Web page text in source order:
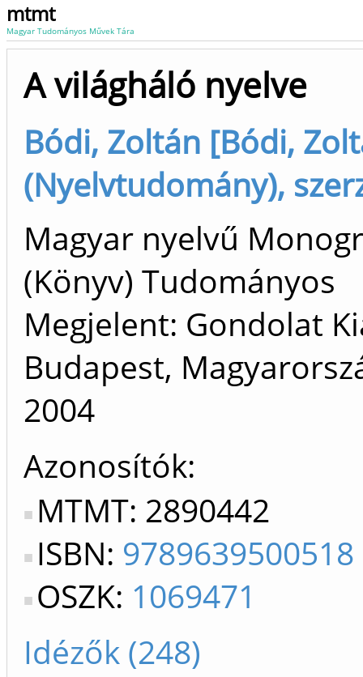
mtmt
Magyar Tudományos Művek Tára
A világháló nyelve
Bódi, Zoltán [Bódi,
(Nyelvtudomány),
Magyar nyelvű
(Könyv) Tudományos
Megjelent: Gondolat
Budapest,
2004
Azonosítók
MTMT: 2890442
ISBN: 9789639500518
OSZK: 1069471
Idézők (248)